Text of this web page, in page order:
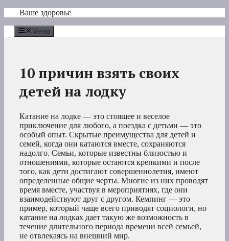
Перейти
содержимому
Ваше здоровье
Меню
10 причин взять своих
детей на лодку
Катание на лодке — это стоящее и веселое
приключение для любого, а поездка с детьми — это
особый опыт. Скрытые преимущества для детей и
семей, когда они катаются вместе, сохраняются
надолго. Семьи, которые известны близостью и
отношениями, которые остаются крепкими и после
того, как дети достигают совершеннолетия, имеют
определенные общие черты. Многие из них проводят
время вместе, участвуя в мероприятиях, где они
взаимодействуют друг с другом. Кемпинг — это
пример, который чаще всего приводят социологи, но
катание на лодках дает такую же возможность в
течение длительного периода времени всей семьей,
не отвлекаясь на внешний мир.